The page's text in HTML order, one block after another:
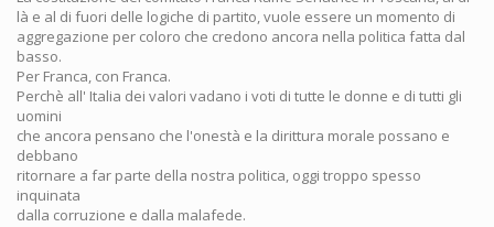
là e al di fuori delle logiche di partito, vuole essere un momento di
aggregazione per coloro che credono ancora nella politica fatta dal
basso.
Per Franca, con Franca.
Perchè all' Italia dei valori vadano i voti di tutte le donne e di tutti gli
uomini
che ancora pensano che l'onestà e la dirittura morale possano e
debbano
ritornare a far parte della nostra politica, oggi troppo spesso
inquinata
dalla corruzione e dalla malafede.